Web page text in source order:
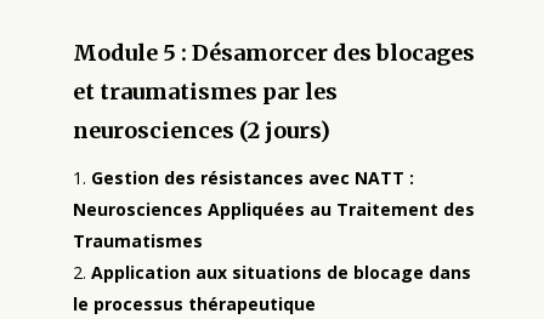
Module 5 : Désamorcer des blocages
et traumatismes par les
neurosciences (2 jours)
Gestion des résistances avec NATT :
Neurosciences Appliquées au Traitement des
Traumatismes
Application aux situations de blocage dans
le processus thérapeutique